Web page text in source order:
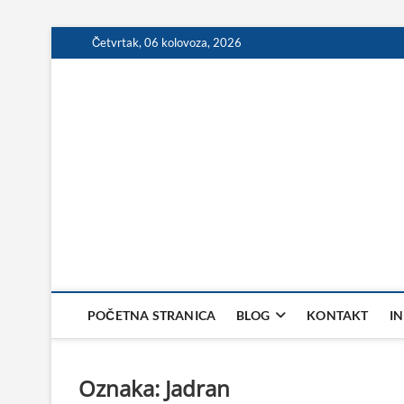
to
Četvrtak, 06 kolovoza, 2026
POČETNA STRANICA BLOG KONTAKT
Oznaka: Jadran